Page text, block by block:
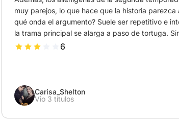
muy parejos, lo que hace que la historia parezca
qué onda el argumento? Suele ser repetitivo e
la trama principal se alarga a paso de tortuga.
creo que la atmósfera de carretera de la primera
6
Carisa_Shelton
Vio 3 títulos